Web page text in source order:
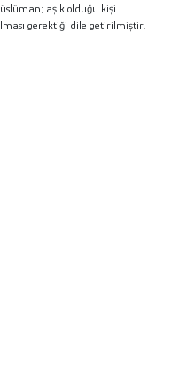
aşık olduğu kişi
gerektiği dile getirilmiştir.